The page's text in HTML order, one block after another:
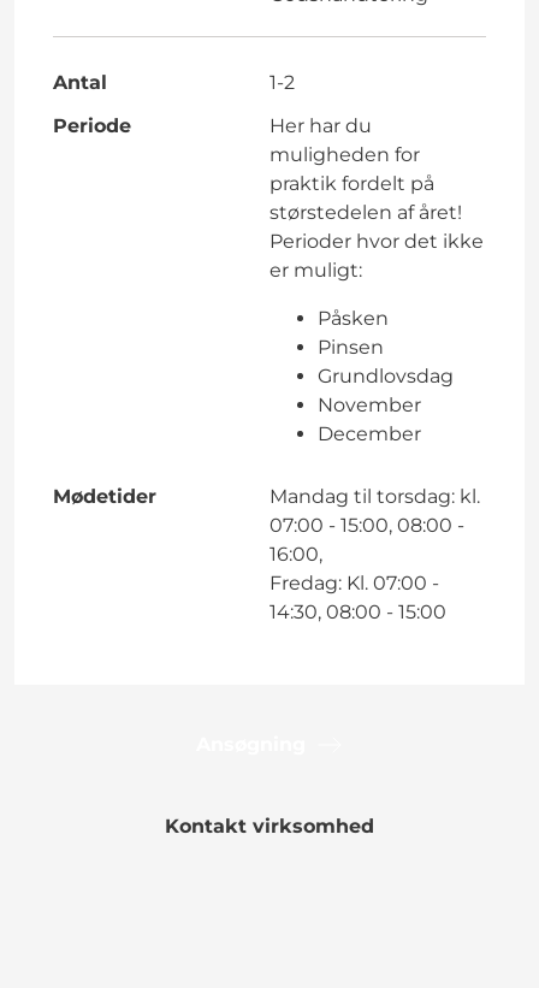
Antal
1-2
Periode
Her har du
muligheden for
praktik fordelt på
størstedelen af året!
Perioder hvor det ikke
er muligt:
Påsken
Pinsen
Grundlovsdag
November
December
Mødetider
Mandag til torsdag: kl.
07:00 - 15:00, 08:00 -
16:00,
Fredag: Kl. 07:00 -
14:30, 08:00 - 15:00
Kontakt virksomhed